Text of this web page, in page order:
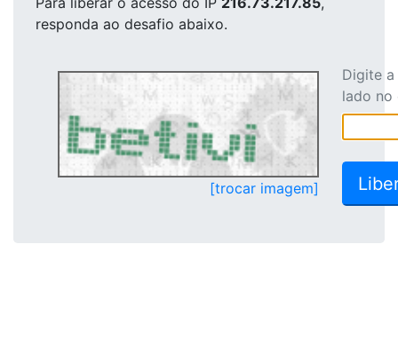
responda ao desafio abaixo.
[trocar imagem]
Digite
lado no